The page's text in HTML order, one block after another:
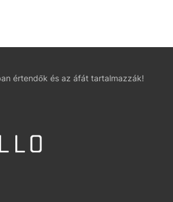
értendők és az áfát tartalmazzák!